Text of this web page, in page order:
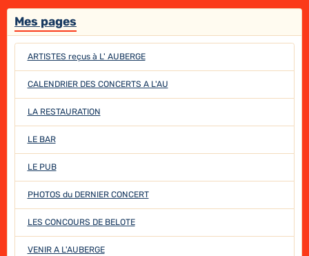
Mes pages
ARTISTES reçus à L' AUBERGE
CALENDRIER DES CONCERTS A L'AU
LA RESTAURATION
LE BAR
LE PUB
PHOTOS du DERNIER CONCERT
LES CONCOURS DE BELOTE
VENIR A L'AUBERGE